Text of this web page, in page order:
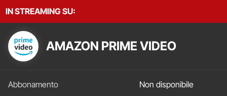
IN STREAMING SU:
AMAZON PRIME VIDEO
Non disponibile